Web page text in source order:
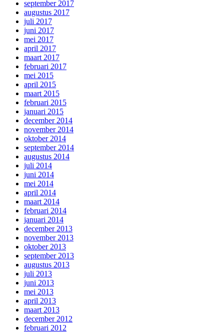
september 2017
augustus 2017
juli 2017
juni 2017
mei 2017
april 2017
maart 2017
februari 2017
mei 2015
april 2015
maart 2015
februari 2015
januari 2015
december 2014
november 2014
oktober 2014
september 2014
augustus 2014
juli 2014
juni 2014
mei 2014
april 2014
maart 2014
februari 2014
januari 2014
december 2013
november 2013
oktober 2013
september 2013
augustus 2013
juli 2013
juni 2013
mei 2013
april 2013
maart 2013
december 2012
februari 2012